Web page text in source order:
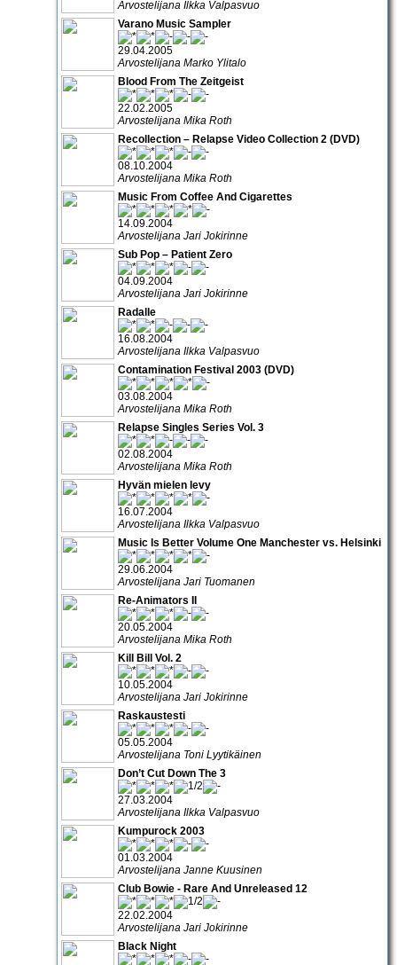
Arvostelijana Ilkka Valpasvuo
Varano Music Sampler
29.04.2005
Arvostelijana Marko Ylitalo
Blood From The Zeitgeist
22.02.2005
Arvostelijana Mika Roth
Recollection – Relapse Video Collection 2 (DVD)
08.10.2004
Arvostelijana Mika Roth
Music From Coffee And Cigarettes
14.09.2004
Arvostelijana Jari Jokirinne
Sub Pop – Patient Zero
04.09.2004
Arvostelijana Jari Jokirinne
Radalle
16.08.2004
Arvostelijana Ilkka Valpasvuo
Contamination Festival 2003 (DVD)
03.08.2004
Arvostelijana Mika Roth
Relapse Singles Series Vol. 3
02.08.2004
Arvostelijana Mika Roth
Hyvän mielen levy
16.07.2004
Arvostelijana Ilkka Valpasvuo
Music Is Better Volume One Manchester vs. Helsinki
29.06.2004
Arvostelijana Jari Tuomanen
Re-Animators II
20.05.2004
Arvostelijana Mika Roth
Kill Bill Vol. 2
10.05.2004
Arvostelijana Jari Jokirinne
Raskaustesti
05.05.2004
Arvostelijana Toni Lyytikäinen
Don’t Cut Down The 3
27.03.2004
Arvostelijana Ilkka Valpasvuo
Kumpurock 2003
01.03.2004
Arvostelijana Janne Kuusinen
Club Bowie - Rare And Unreleased 12
22.02.2004
Arvostelijana Jari Jokirinne
Black Night